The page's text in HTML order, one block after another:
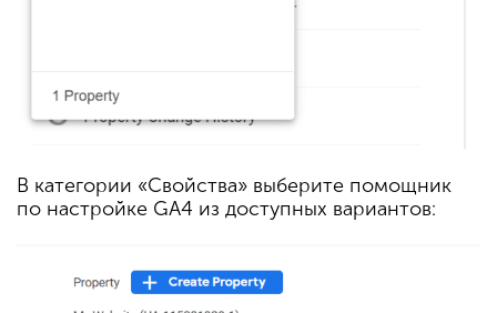
В категории «Свойства» выберите помощник
по настройке GA4 из доступных вариантов: